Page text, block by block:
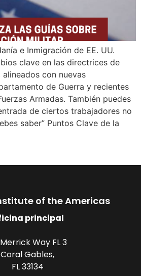
e Inmigración de EE. UU.
clave en las directrices de
con nuevas
de Guerra y recientes
Armadas. También puedes
de ciertos trabajadores no
saber” Puntos Clave de la
of the Americas
principal
Way FL 3
Coral Gables,
FL 33134